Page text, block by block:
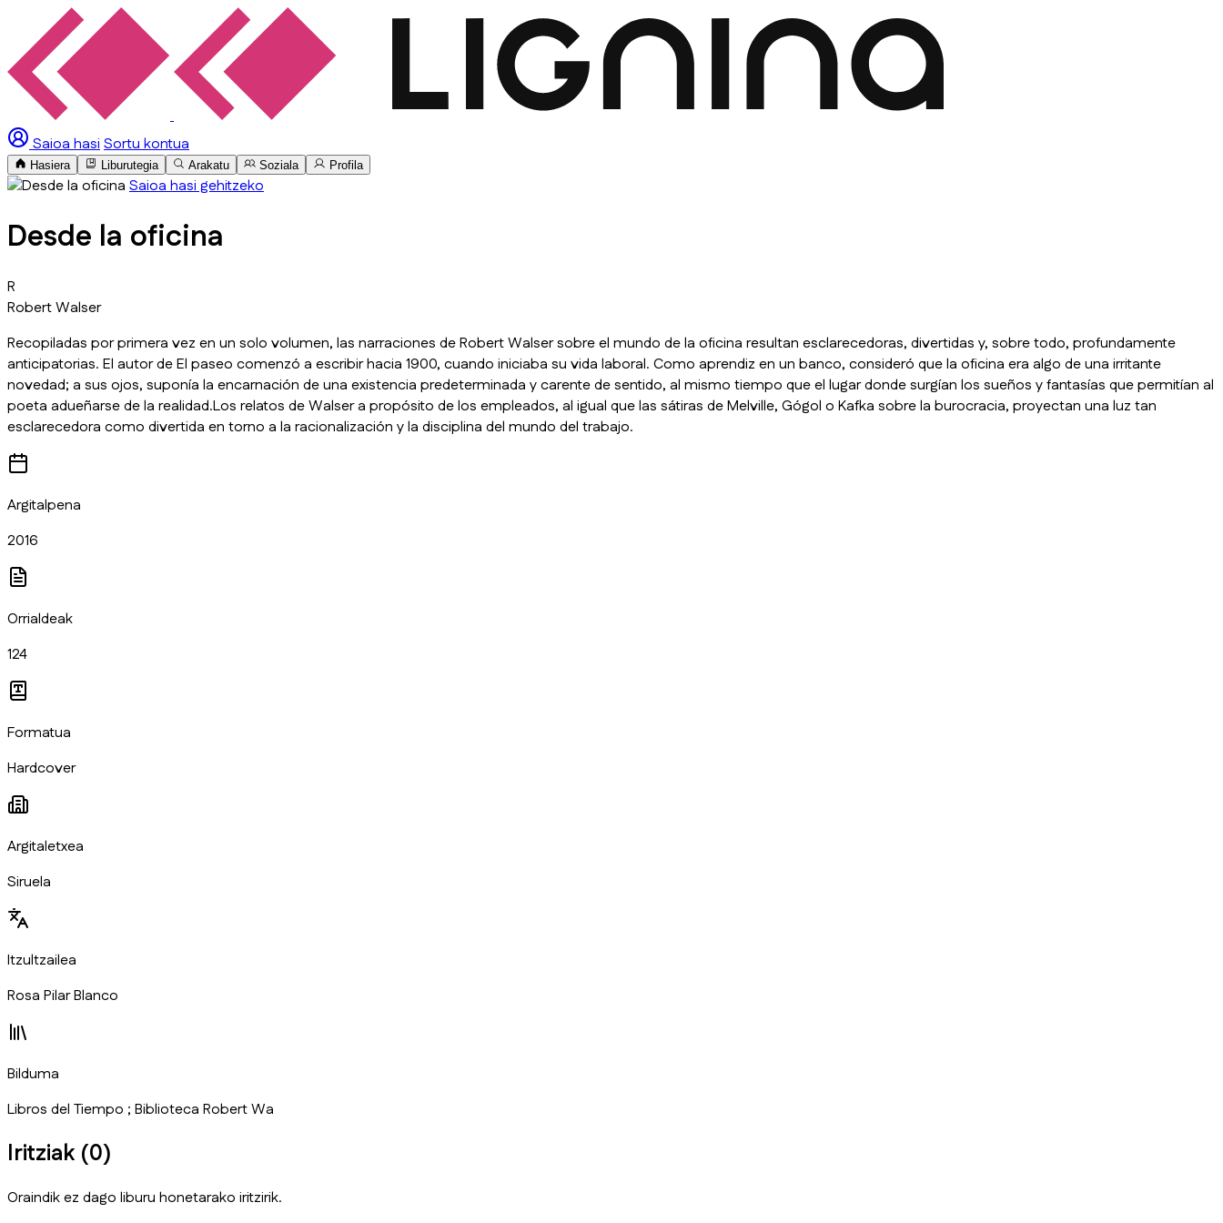
Saioa hasiSortu kontua
Hasiera Liburutegia Arakatu Soziala Profila
Saioa hasi gehitzeko
Desde la oficina
R
Robert Walser
Recopiladas por primera vez en un solo volumen, las narraciones de Robert Walser sobre el mundo de la oficina resultan esclarecedoras, divertidas y, sobre todo, profundamente
anticipatorias. El autor de El paseo comenzó a escribir hacia 1900, cuando iniciaba su vida laboral. Como aprendiz en un banco, consideró que la oficina era algo de una irritante
novedad; a sus ojos, suponía la encarnación de una existencia predeterminada y carente de sentido, al mismo tiempo que el lugar donde surgían los sueños y fantasías que permitían al
poeta adueñarse de la realidad.Los relatos de Walser a propósito de los empleados, al igual que las sátiras de Melville, Gógol o Kafka sobre la burocracia, proyectan una luz tan
esclarecedora como divertida en torno a la racionalización y la disciplina del mundo del trabajo.
Argitalpena
2016
Orrialdeak
124
Formatua
Hardcover
Argitaletxea
Siruela
Itzultzailea
Rosa Pilar Blanco
Bilduma
Libros del Tiempo ; Biblioteca Robert Wa
Iritziak (0)
Oraindik ez dago liburu honetarako iritzirik.